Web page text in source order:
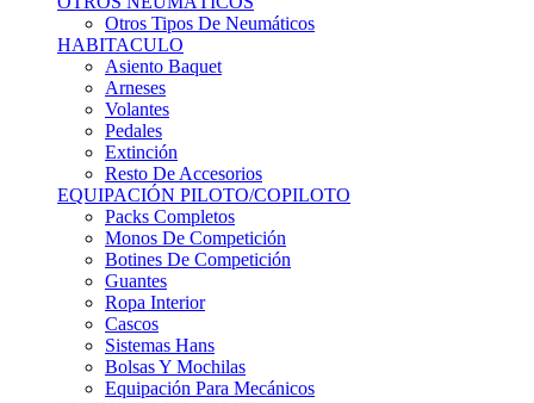
Sistemas Hans
Bolsas Y Mochilas
Equipación Para Mecánicos
ANUNCIOS DE COMPRA
Compra De Piezas
Compra De Neumáticos
Compra De Accesorios De Habitáculo
Compra De Equipación
VEHÍCULOS CLÁSICOS
VEHÍCULOS CLÁSICOS
Clásicos De Calle
Clásicos De Competición
Motores
Cajas De Cambio
Carrocería
Suspensiones
Habitáculo
Llantas